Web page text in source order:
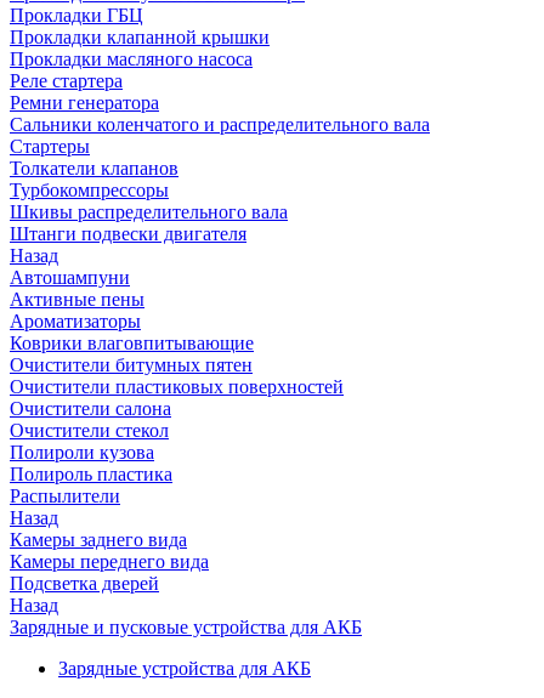
Прокладки ГБЦ
Прокладки клапанной крышки
Прокладки масляного насоса
Реле стартера
Ремни генератора
Сальники коленчатого и распределительного вала
Стартеры
Толкатели клапанов
Турбокомпрессоры
Шкивы распределительного вала
Штанги подвески двигателя
Назад
Автошампуни
Активные пены
Ароматизаторы
Коврики влаговпитывающие
Очистители битумных пятен
Очистители пластиковых поверхностей
Очистители салона
Очистители стекол
Полироли кузова
Полироль пластика
Распылители
Назад
Камеры заднего вида
Камеры переднего вида
Подсветка дверей
Назад
Зарядные и пусковые устройства для АКБ
Зарядные устройства для АКБ